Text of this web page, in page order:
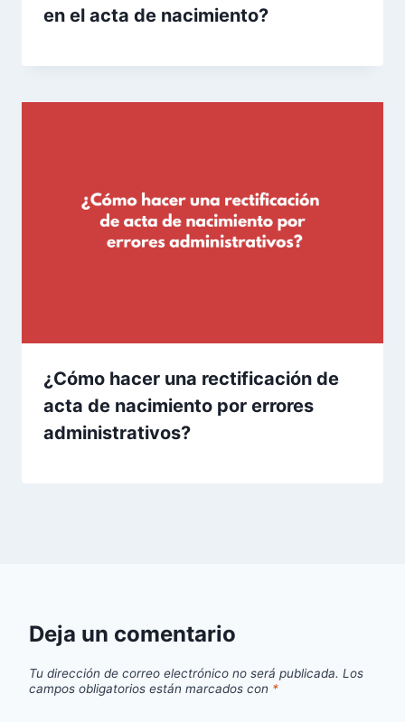
en el acta de nacimiento?
¿Cómo hacer una rectificación de
acta de nacimiento por errores
administrativos?
Deja un comentario
Tu dirección de correo electrónico no será publicada. Los
campos obligatorios están marcados con *